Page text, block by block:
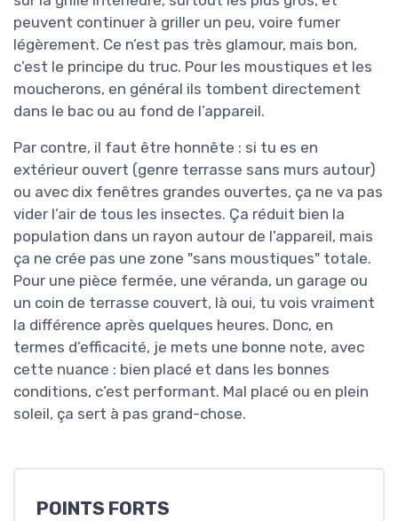
peuvent continuer à griller un peu, voire fumer
légèrement. Ce n’est pas très glamour, mais bon,
c’est le principe du truc. Pour les moustiques et les
moucherons, en général ils tombent directement
dans le bac ou au fond de l’appareil.
Par contre, il faut être honnête : si tu es en
extérieur ouvert (genre terrasse sans murs autour)
ou avec dix fenêtres grandes ouvertes, ça ne va pas
vider l’air de tous les insectes. Ça réduit bien la
population dans un rayon autour de l’appareil, mais
ça ne crée pas une zone "sans moustiques" totale.
Pour une pièce fermée, une véranda, un garage ou
un coin de terrasse couvert, là oui, tu vois vraiment
la différence après quelques heures. Donc, en
termes d’efficacité, je mets une bonne note, avec
cette nuance : bien placé et dans les bonnes
conditions, c’est performant. Mal placé ou en plein
soleil, ça sert à pas grand-chose.
POINTS FORTS